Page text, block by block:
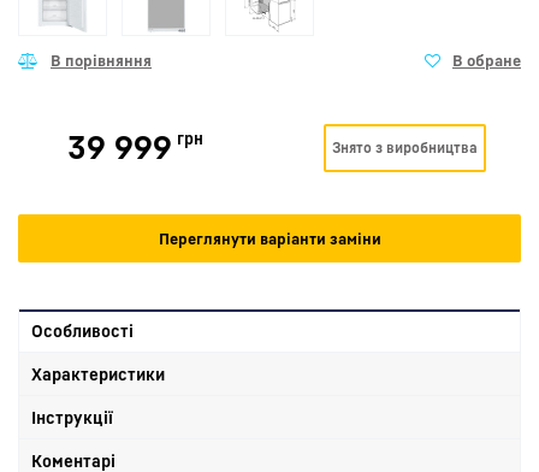
39 999 грн Знято з виробництва
Переглянути варіанти заміни
Особливості
Характеристики
Інструкції
Коментарі